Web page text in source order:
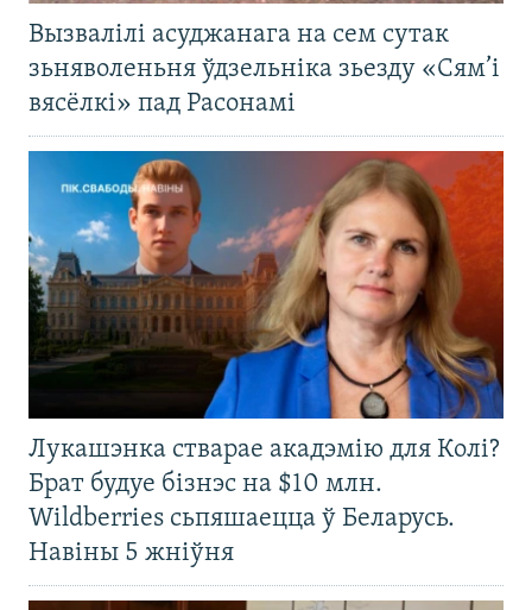
Вызвалілі асуджанага на сем сутак
зьняволеньня ўдзельніка зьезду «Сям’і
вясёлкі» пад Расонамі
Лукашэнка стварае акадэмію для Колі?
Брат будуе бізнэс на $10 млн.
Wildberries сьпяшаецца ў Беларусь.
Навіны 5 жніўня